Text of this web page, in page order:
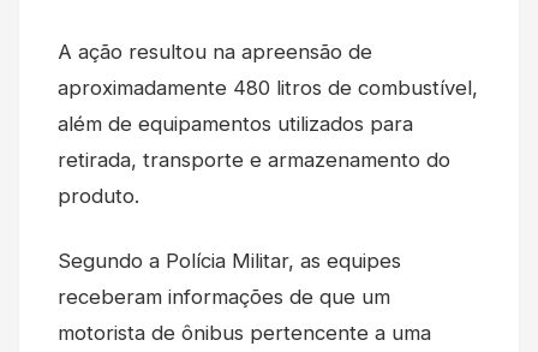
A ação resultou na apreensão de
aproximadamente 480 litros de combustível,
além de equipamentos utilizados para
retirada, transporte e armazenamento do
produto.
Segundo a Polícia Militar, as equipes
receberam informações de que um
motorista de ônibus pertencente a uma